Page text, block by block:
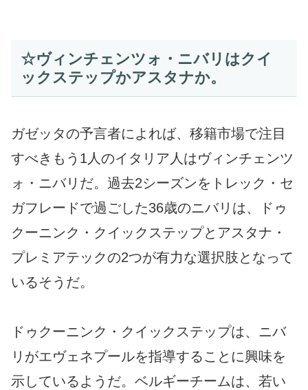
☆ヴィンチェンツォ・ニバリはクイ
ックステップかアスタナか。
ガゼッタの予言者によれば、移籍市場で注目
すべきもう1人のイタリア人はヴィンチェンツ
ォ・ニバリだ。過去2シーズンをトレック・セ
ガフレードで過ごした36歳のニバリは、ドゥ
クーニンク・クイックステップとアスタナ・
プレミアテックの2つが有力な選択肢となって
いるそうだ。
ドゥクーニンク・クイックステップは、ニバ
リがエヴェネプールを指導することに興味を
示しているようだ。ベルギーチームは、若い